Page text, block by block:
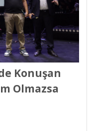
Konuşan
Olmazsa